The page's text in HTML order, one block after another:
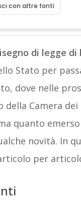
con altre fonti
di legge di
Stato per
dove nelle
della Camera
quanto
novità. In
per